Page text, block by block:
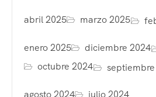
abril 2025 marzo 2025
enero 2025 diciembre 2024
octubre 2024
agosto 2024 julio 2024